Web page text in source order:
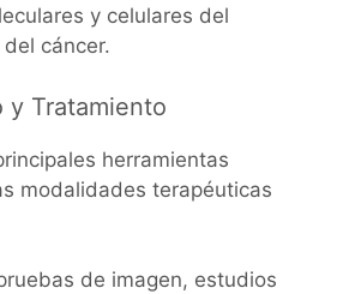
y celulares del
cáncer.
y Tratamiento
herramientas
modalidades terapéuticas
de imagen, estudios